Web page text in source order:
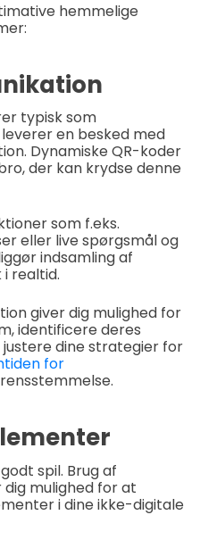
hemmelige
typisk som
en besked med
Dynamiske QR-koder
der kan krydse denne
som f.eks.
eller live spørgsmål og
indsamling af
realtid.
giver dig mulighed for
identificere deres
dine strategier for
for
spil. Brug af
mulighed for at
i dine ikke-digitale